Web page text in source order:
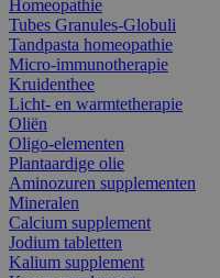
Homeopathie
Tubes Granules-Globuli
Tandpasta homeopathie
Micro-immunotherapie
Kruidenthee
Licht- en warmtetherapie
Oliën
Oligo-elementen
Plantaardige olie
Aminozuren supplementen
Mineralen
Calcium supplement
Jodium tabletten
Kalium supplement